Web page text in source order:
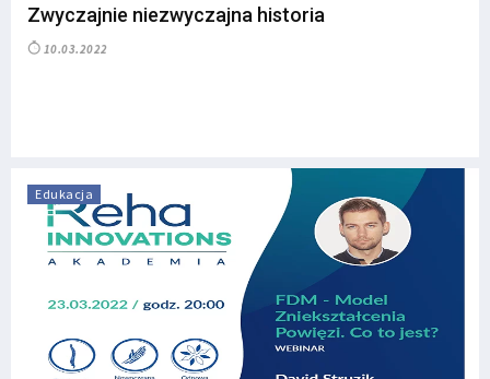
Zwyczajnie niezwyczajna historia
10.03.2022
Edukacja